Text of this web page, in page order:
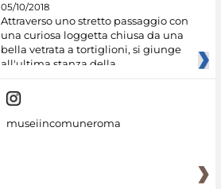
05/10/2018
Attraverso uno stretto passaggio con
una curiosa loggetta chiusa da una
bella vetrata a tortiglioni, si giunge
all'ultima stanza della
museiincomuneroma